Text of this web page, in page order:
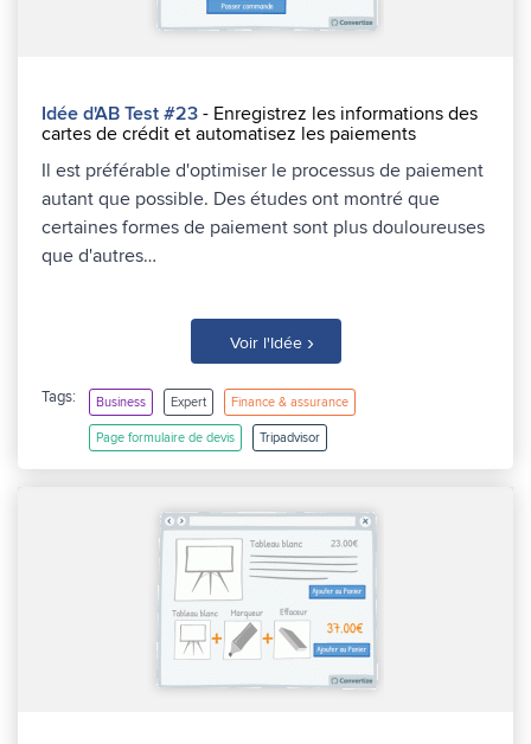
Idée d'AB Test #23 - Enregistrez les informations des
cartes de crédit et automatisez les paiements
Il est préférable d'optimiser le processus de paiement
autant que possible. Des études ont montré que
certaines formes de paiement sont plus douloureuses
que d'autres…
Voir l'Idée ›
Tags: Business Expert Finance & assurance
Page formulaire de devis Tripadvisor